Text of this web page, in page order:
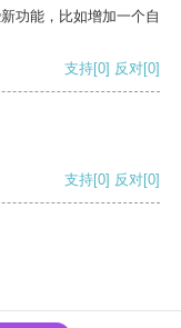
功能，比如增加一个自
支持[0] 反对[0]
支持[0] 反对[0]